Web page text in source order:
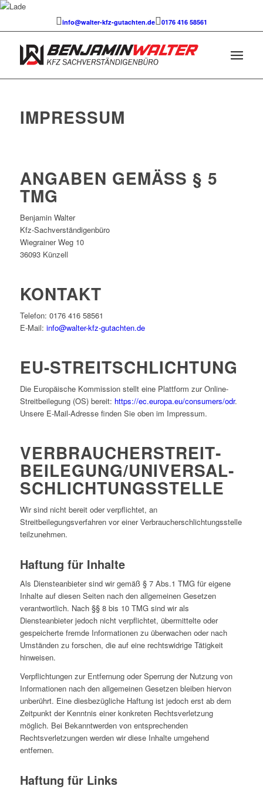
info@walter-kfz-gutachten.de 0176 416 58561
IMPRESSUM
ANGABEN GEMÄSS § 5 T
MG
Benjamin Walter
Kfz-Sachverständigenbüro
Wiegrainer Weg 10
36093 Künzell
KONTAKT
Telefon: 0176 416 58561
E-Mail: info@walter-kfz-gutachten.de
EU-STREITSCHLICHTUNG
Die Europäische Kommission stellt eine Plattform zur Online-
Streitbeilegung (OS) bereit: https://ec.europa.eu/consumers/odr.
Unsere E-Mail-Adresse finden Sie oben im Impressum.
VERBRAUCHER­STREIT­
BEILEGUNG/UNIVERSAL­
SCHLICHTUNGS­STELLE
Wir sind nicht bereit oder verpflichtet, an
Streitbeilegungsverfahren vor einer Verbraucherschlichtungsstelle
teilzunehmen.
Haftung für Inhalte
Als Diensteanbieter sind wir gemäß § 7 Abs.1 TMG für eigene
Inhalte auf diesen Seiten nach den allgemeinen Gesetzen
verantwortlich. Nach §§ 8 bis 10 TMG sind wir als
Diensteanbieter jedoch nicht verpflichtet, übermittelte oder
gespeicherte fremde Informationen zu überwachen oder nach
Umständen zu forschen, die auf eine rechtswidrige Tätigkeit
hinweisen.
Verpflichtungen zur Entfernung oder Sperrung der Nutzung von
Informationen nach den allgemeinen Gesetzen bleiben hiervon
unberührt. Eine diesbezügliche Haftung ist jedoch erst ab dem
Zeitpunkt der Kenntnis einer konkreten Rechtsverletzung
möglich. Bei Bekanntwerden von entsprechenden
Rechtsverletzungen werden wir diese Inhalte umgehend
entfernen.
Haftung für Links